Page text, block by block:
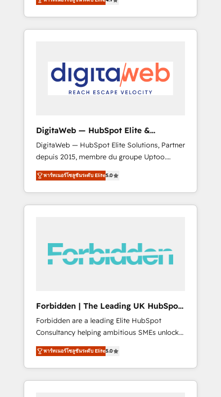
industries. With 150+ HubSpot-certified
experts, we deliver scalable solutions to
complex GTM and RevOps challenges. Our
smooth setup tailored to your GTM motion.
🔹 Migrations: Move from other CRMs to
HubSpot without data loss or downtime. 🔹
stack for better adoption. 🔹 Custom
Solutions: Build tailored apps, workflows, and
configurations. We are SOC 2 Type II and ISO
27001 certified, reinforcing our commitment
to data security and compliance. At
OneMetric, we help revenue teams focus on
the OneMetric that matters most: revenue.
DigitaWeb — HubSpot Elite &
Intégrations ERP
DigitaWeb — HubSpot Elite Solutions, Partner
depuis 2015, membre du groupe Uptoo.
Nous aidons les ETI et PME B2B à unifier
Marketing, Ventes et Service sur HubSpot
grâce à la Revenue Architecture : alignement
des équipes, pipeline prévisible, croissance
Shopify, Oneflow. 💻 Développements
custom : CRM UI Extensions (React),
B2B, Immobilier, Viticulture, Finance. 🚀 Nos
livrables : migration sécurisée,
implémentation Marketing + Sales + Service
Hub, synchronisation ERP ↔ HubSpot temps
réel, formation équipes. 🏆 +350 projets
livrés. Accrédités HubSpot CRM
Implementation, Data Migration & Custom
พาร์ทเนอร์โซลูชันระดับ Elite5.0
Forbidden | The Leading UK HubSpot
Consultancy
Forbidden are a leading Elite HubSpot
Consultancy helping ambitious SMEs unlock
the full potential of HubSpot. Too many
businesses invest in HubSpot but never see
the ROI they expected due to poor adoption,
messy data, and disconnected teams getting
พาร์ทเนอร์โซลูชันระดับ Elite5.0